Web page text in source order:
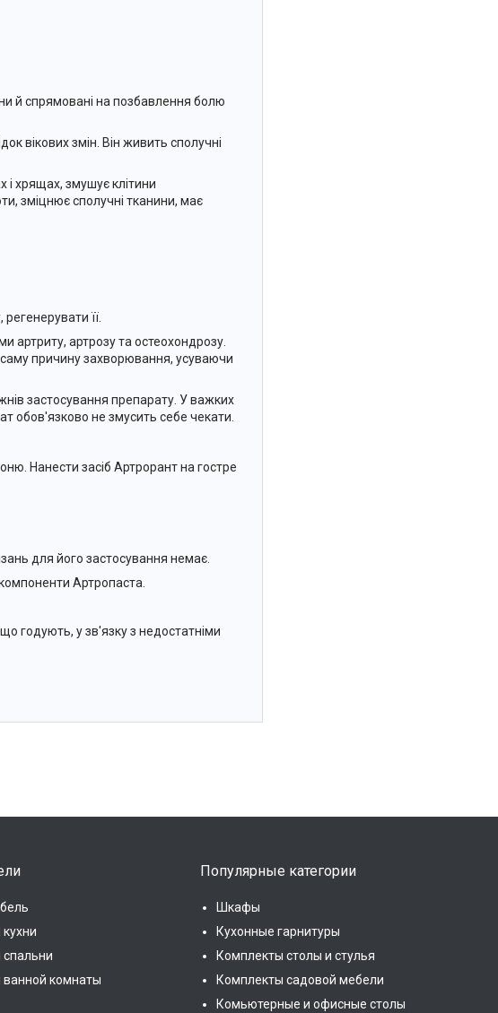
й спрямовані на позбавлення болю
вікових змін. Він живить сполучні
і хрящах, змушує клітини
зміцнює сполучні тканини, має
її.
артриту, артрозу та остеохондрозу.
причину захворювання, усуваючи
застосування препарату. У важких
обов'язково не змусить себе чекати.
Нанести засіб Артрорант на гостре
для його застосування немає.
Артропаста.
годують, у зв'язку з недостатніми
комнаты
Популярные категории
Шкафы
Кухонные гарнитуры
Комплекты столы и стулья
Комплекты садовой мебели
Комьютерные и офисные столы